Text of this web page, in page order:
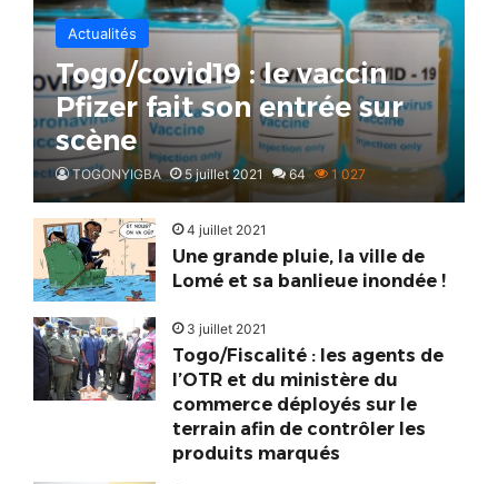
Actualités
Togo/covid19 : le vaccin
Pfizer fait son entrée sur
scène
TOGONYIGBA 5 juillet 2021 64 1 027
4 juillet 2021
Une grande pluie, la ville de
Lomé et sa banlieue inondée !
3 juillet 2021
Togo/Fiscalité : les agents de
l’OTR et du ministère du
commerce déployés sur le
terrain afin de contrôler les
produits marqués